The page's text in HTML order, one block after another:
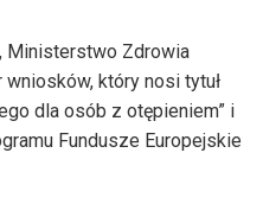
Ministerstwo Zdrowia
który nosi tytuł
dla osób z otępieniem” i
Fundusze Europejskie